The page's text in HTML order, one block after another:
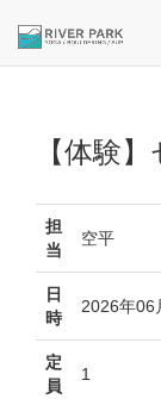
【体験
担
当
空平
日
時
2026年06
定
員
1